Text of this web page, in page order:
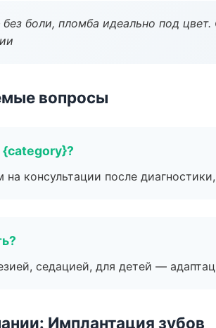
боли, пломба идеально под цвет.
вопросы
{category}?
консультации после
седацией, для детей —
Имплантация зубов